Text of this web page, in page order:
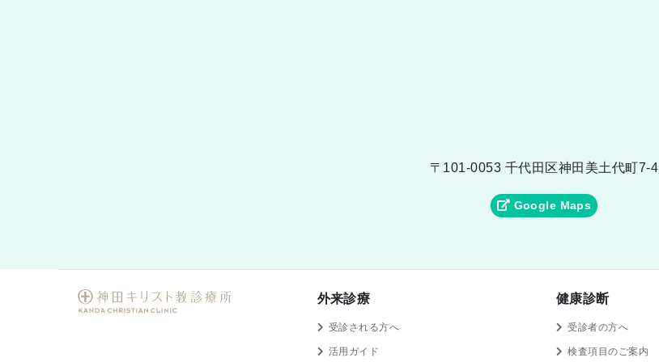
〒101-0053 千代田区神田美土代町7-4
Google Maps
外来診療
受診される方へ
活用ガイド
健康診断
受診者の方へ
検査項目のご案内